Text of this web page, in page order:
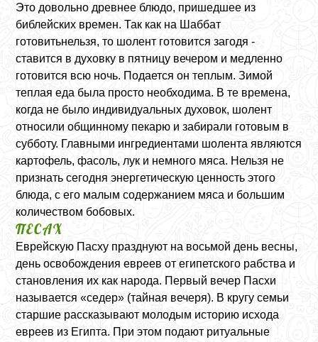
Это довольно древнее блюдо, пришедшее из
библейских времен. Так как на Шаббат
готовитьнельзя, то шолент готовится загодя -
ставится в духовку в пятницу вечером и медленно
готовится всю ночь. Подается он теплым. Зимой
теплая еда была просто необходима. В те времена,
когда не было индивидуальных духовок, шолент
относили общинному пекарю и забирали готовым в
субботу. Главными ингредиентами шолента являются
картофель, фасоль, лук и немного мяса. Нельзя не
признать сегодня энергетическую ценность этого
блюда, с его малым содержанием мяса и большим
количеством бобовых.
ПЕСАХ
Еврейскую Пасху празднуют на восьмой день весны,
день освобождения евреев от египетского рабства и
становления их как народа. Первый вечер Пасхи
называется «седер» (тайная вечеря). В кругу семьи
старшие рассказывают молодым историю исхода
евреев из Египта. При этом подают ритуальные